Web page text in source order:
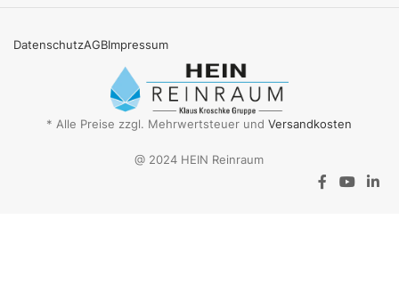
DatenschutzAGBImpressum
* Alle Preise zzgl. Mehrwertsteuer undVersandkosten
@ 2024 HEIN Reinraum